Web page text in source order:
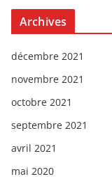
Archives
décembre 2021
novembre 2021
octobre 2021
septembre 2021
avril 2021
mai 2020